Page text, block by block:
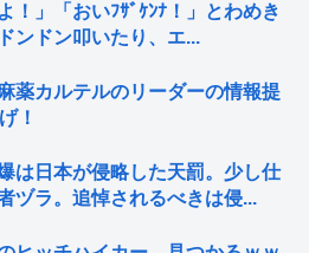
！」「おいﾌｻﾞｹﾝﾅ！」とわめき
ンドン叩いたり、エ...
薬カルテルのリーダーの情報提
！
は日本が侵略した天罰。少し仕
ヅラ。追悼されるべきは侵...